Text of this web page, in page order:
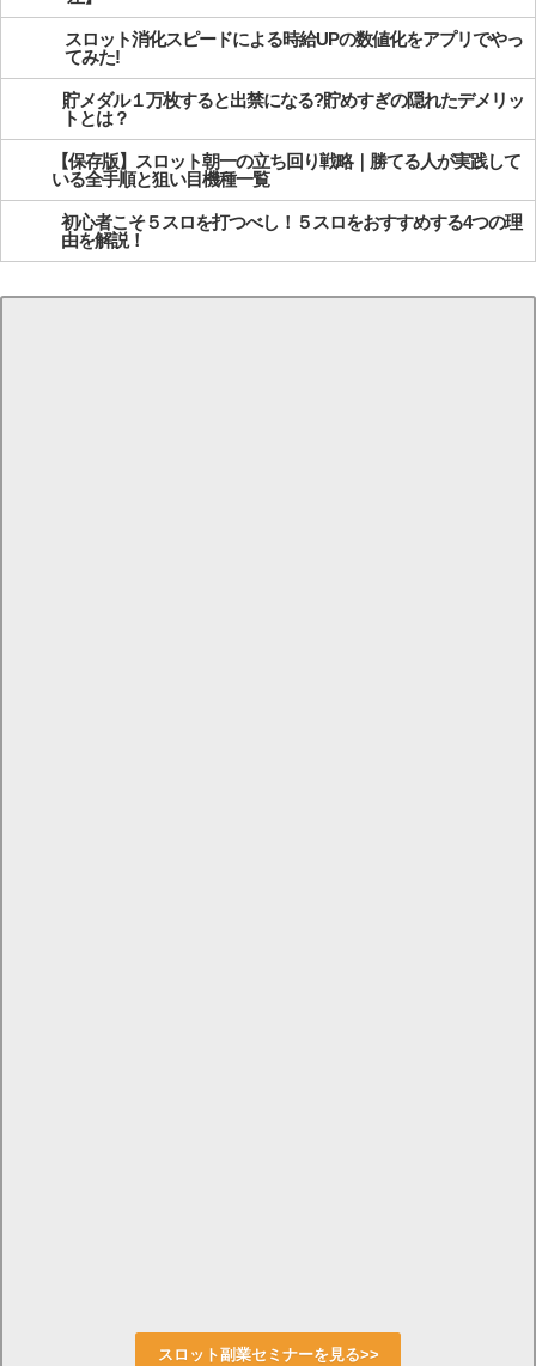
スロット消化スピードによる時給UPの数値化をアプリでやっ
てみた!
貯メダル１万枚すると出禁になる?貯めすぎの隠れたデメリッ
トとは？
【保存版】スロット朝一の立ち回り戦略｜勝てる人が実践して
いる全手順と狙い目機種一覧
初心者こそ５スロを打つべし！５スロをおすすめする4つの理
由を解説！
スロット副業セミナーを見る>>